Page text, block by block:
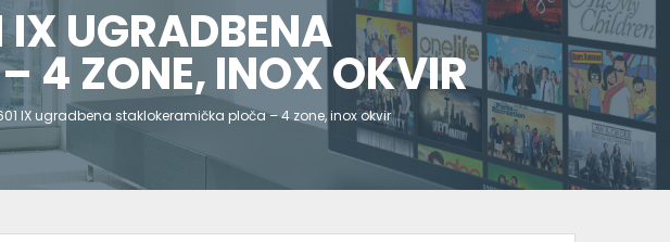
UGRADBENA
4 ZONE, INOX OKVIR
IX ugradbena staklokeramička ploča – 4 zone, inox okvir